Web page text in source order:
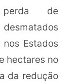
de
Estados
hectares no
da redução